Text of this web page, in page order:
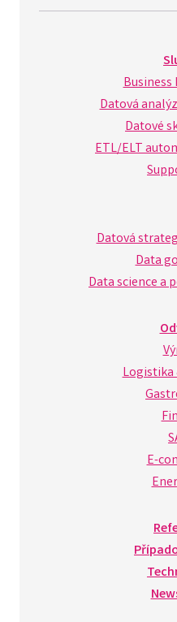
Datová
Datové
ETL/ELT
Datová
Data
Data science a
Logistika
E-